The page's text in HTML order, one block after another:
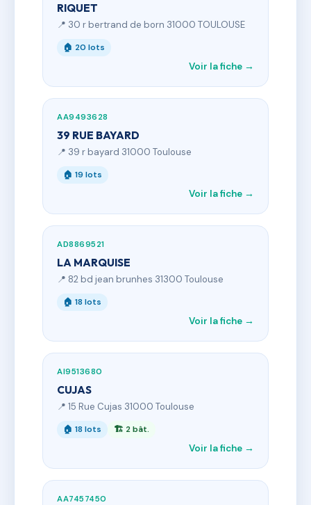
RIQUET
📍 30 r bertrand de born 31000 TOULOUSE
🏠 20 lots
Voir la fiche →
AA9493628
39 RUE BAYARD
📍 39 r bayard 31000 Toulouse
🏠 19 lots
Voir la fiche →
AD8869521
LA MARQUISE
📍 82 bd jean brunhes 31300 Toulouse
🏠 18 lots
Voir la fiche →
AI9513680
CUJAS
📍 15 Rue Cujas 31000 Toulouse
🏠 18 lots 🏗 2 bât.
Voir la fiche →
AA7457450